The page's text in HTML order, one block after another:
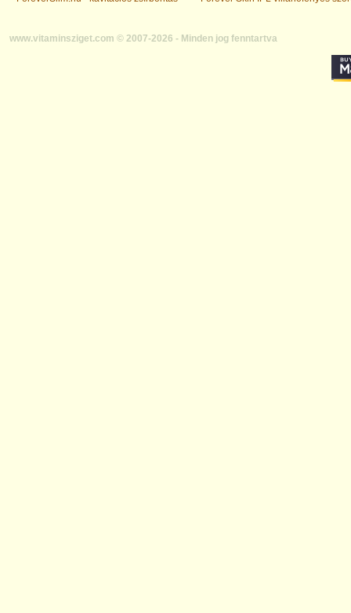
www.vitaminsziget.com © 2007-2026 - Minden jog fenntartva